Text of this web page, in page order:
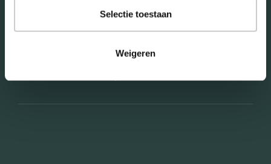
Selectie toestaan
Weigeren